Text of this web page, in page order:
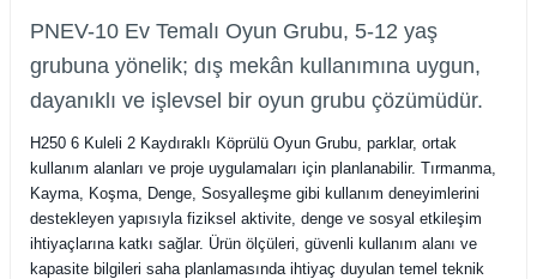
PNEV-10 Ev Temalı Oyun Grubu, 5-12 yaş
grubuna yönelik; dış mekân kullanımına uygun,
dayanıklı ve işlevsel bir oyun grubu çözümüdür.
H250 6 Kuleli 2 Kaydıraklı Köprülü Oyun Grubu, parklar, ortak
kullanım alanları ve proje uygulamaları için planlanabilir. Tırmanma,
Kayma, Koşma, Denge, Sosyalleşme gibi kullanım deneyimlerini
destekleyen yapısıyla fiziksel aktivite, denge ve sosyal etkileşim
ihtiyaçlarına katkı sağlar. Ürün ölçüleri, güvenli kullanım alanı ve
kapasite bilgileri saha planlamasında ihtiyaç duyulan temel teknik